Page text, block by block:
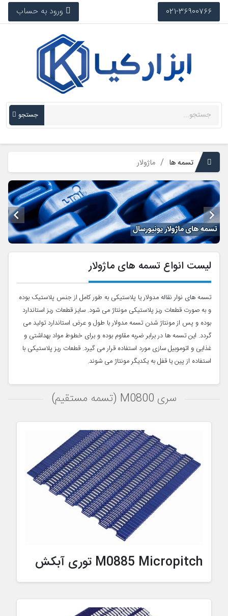
021-36900766 ورود به حساب
جستجو
تسمه ها ماژولار


لیست انواع تسمه های ماژولار
تسمه های نوار نقاله مدولار یا پلاستیکی به طور کامل از جنس پلاستیک بوده
و به صورت قطعات ریز پلاستیکی مونتاژ می شود. سایز قطعات ریز استاندارد
بوده و پس از مونتاژ شدن تسمه مدولار با طول و عرض استاندارد تولید می
گردد. این تسمه ها در برابر ضربه مقاوم بوده و برای خطوط مواد بهداشتی و
غذایی و اتوموبیل سازی مورد استفاده قرار می گیرد. قطعات ریز پلاستیکی با
استفاده از پین یا قفل به یکدیگر مونتاژ می شوند.
سری M0800 (تسمه مستقیم)
M0885 Micropitch توری آبکش